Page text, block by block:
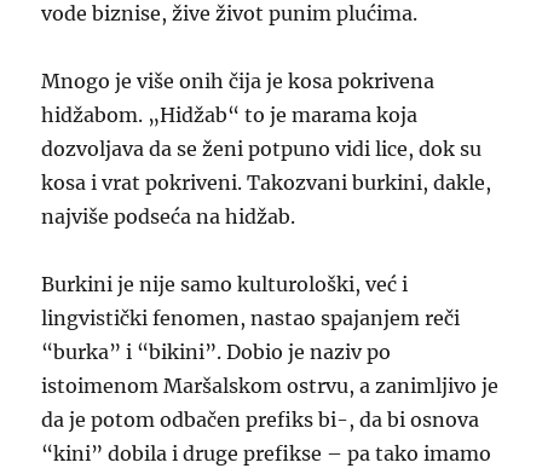
vode biznise, žive život punim plućima.
Mnogo je više onih čija je kosa pokrivena
hidžabom. „Hidžab“ to je marama koja
dozvoljava da se ženi potpuno vidi lice, dok su
kosa i vrat pokriveni. Takozvani burkini, dakle,
najviše podseća na hidžab.
Burkini je nije samo kulturološki, već i
lingvistički fenomen, nastao spajanjem reči
“burka” i “bikini”. Dobio je naziv po
istoimenom Maršalskom ostrvu, a zanimljivo je
da je potom odbačen prefiks bi-, da bi osnova
“kini” dobila i druge prefikse – pa tako imamo